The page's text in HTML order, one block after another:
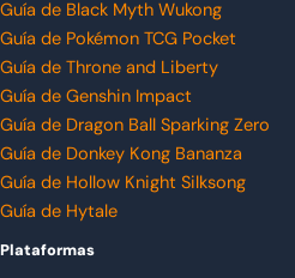
Guía de Black Myth Wukong
Guía de Pokémon TCG Pocket
Guía de Throne and Liberty
Guía de Genshin Impact
Guía de Dragon Ball Sparking Zero
Guía de Donkey Kong Bananza
Guía de Hollow Knight Silksong
Guía de Hytale
Plataformas